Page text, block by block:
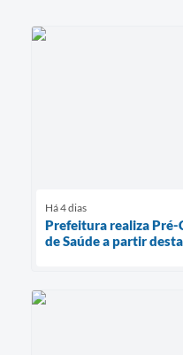
Há 4 dias
Prefeitura realiza
de Saúde a partir